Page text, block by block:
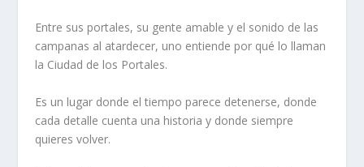
Entre sus portales, su gente amable y el sonido de las
campanas al atardecer, uno entiende por qué lo llaman
la Ciudad de los Portales.
Es un lugar donde el tiempo parece detenerse, donde
cada detalle cuenta una historia y donde siempre
quieres volver.